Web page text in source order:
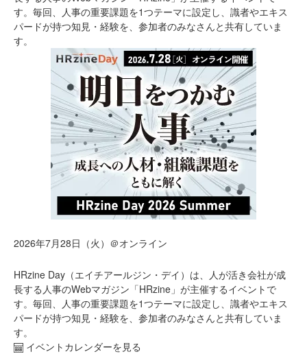
す。毎回、人事の重要課題を1つテーマに設定し、識者やエキス
パードが持つ知見・経験を、参加者のみなさんと共有していま
す。
2026年7月28日（火）＠オンライン
HRzine Day（エイチアールジン・デイ）は、人が活き会社が成
長する人事のWebマガジン「HRzine」が主催するイベントで
す。毎回、人事の重要課題を1つテーマに設定し、識者やエキス
パードが持つ知見・経験を、参加者のみなさんと共有していま
す。
イベントカレンダーを見る